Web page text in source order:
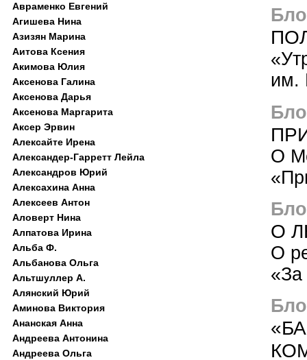
им.
О
О
О
«За
Авраменко Евгений
Агишева Нина
Азизян Марина
Аитова Ксения
Акимова Юлия
Аксенова Галина
Аксенова Дарья
Аксенова Маргарита
Аксер Эрвин
Алексайте Ирена
Александер-Гарретт Лейла
Александров Юрий
Алексахина Анна
Алексеев Антон
Аловерт Нина
Алпатова Ирина
Альба Ф.
Альбанова Ольга
Альтшуллер А.
Алянский Юрий
Аминова Виктория
Ананская Анна
Андреева Антонина
Андреева Ольга